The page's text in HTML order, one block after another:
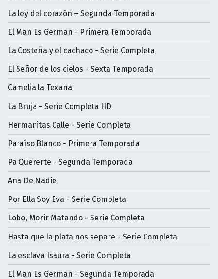
La ley del corazón – Segunda Temporada
El Man Es German - Primera Temporada
La Costeña y el cachaco - Serie Completa
El Señor de los cielos - Sexta Temporada
Camelia la Texana
La Bruja - Serie Completa HD
Hermanitas Calle - Serie Completa
Paraíso Blanco - Primera Temporada
Pa Quererte - Segunda Temporada
Ana De Nadie
Por Ella Soy Eva - Serie Completa
Lobo, Morir Matando - Serie Completa
Hasta que la plata nos separe - Serie Completa
La esclava Isaura - Serie Completa
El Man Es German - Segunda Temporada